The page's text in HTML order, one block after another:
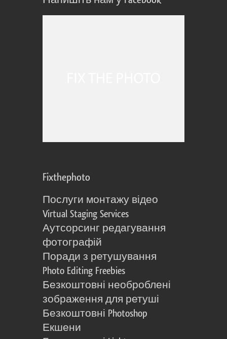
Fixthephoto
Послуги монтажу відео
Virtual Staging Services
Аутсорсинг редагування
фотографій
Поради з ретушування
Photo Editing Freebies
Безкоштовні необроблені
зображення для ретуші
Безкоштовні Photoshop
Екшени